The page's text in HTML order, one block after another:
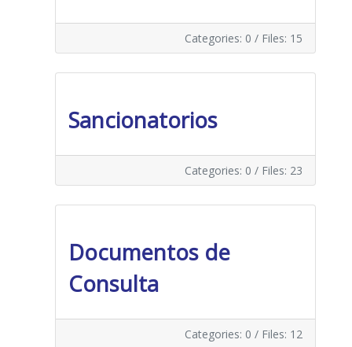
Categories: 0 / Files: 15
Sancionatorios
Categories: 0 / Files: 23
Documentos de
Consulta
Categories: 0 / Files: 12